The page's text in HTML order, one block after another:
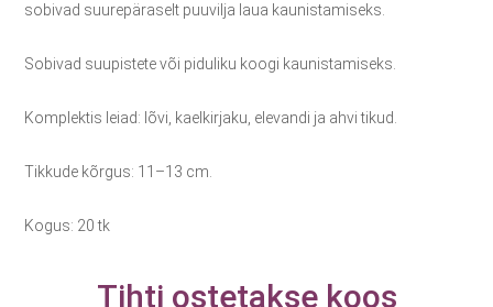
sobivad suurepäraselt puuvilja laua kaunistamiseks.
Sobivad suupistete või piduliku koogi kaunistamiseks.
Komplektis leiad: lõvi, kaelkirjaku, elevandi ja ahvi tikud.
Tikkude kõrgus: 11–13 cm.
Kogus: 20 tk
Tihti ostetakse koos